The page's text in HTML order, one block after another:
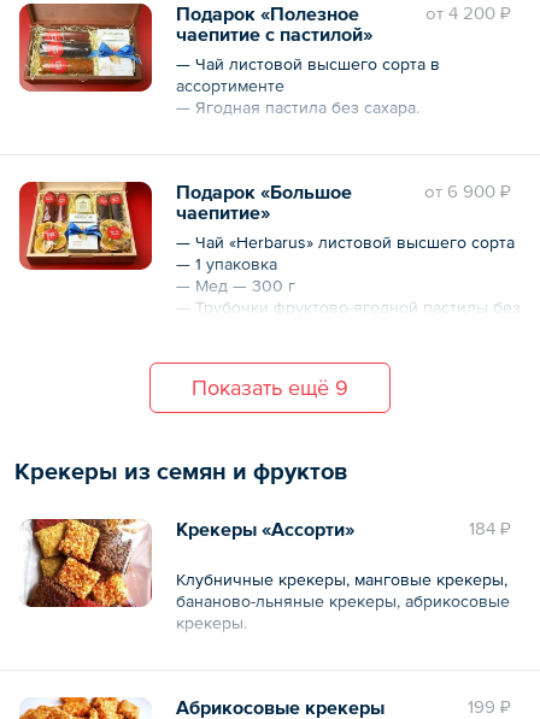
oт 4 200 ₽
Подарок «Полезное
чаепитие c пастилой»
— Чай листовой высшего сорта в
ассортименте
— Ягодная пастила без сахара.
Коробка из натуральной сосны. С
Коробочка на выбор:
— натуральный бежевый с замочком
— тонирование венге с замочком
— тонирование лесной орех с замочком
oт 6 900 ₽
Подарок «Большое
чаепитие»
— Чай «Herbarus» листовой высшего сорта
— 1 упаковка
— Мед — 300 г
— Трубочки фруктово-ягодной пастилы без
Коробка из натуральной сосны, на
магнитном замке.
— тонирование венге с замочком
Показать ещё 9
Крекеры из семян и фруктов
184 ₽
Крекеры «Ассорти»
Клубничные крекеры, манговые крекеры,
бананово-льняные крекеры, абрикосовые
крекеры.
199 ₽
Абрикосовые крекеры